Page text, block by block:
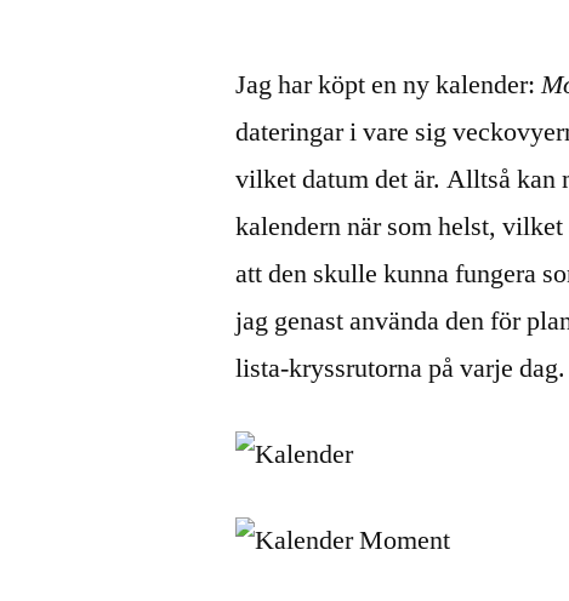
Jag har köpt en ny kalender:
dateringar i vare sig
vilket datum det är. Alltså kan
kalendern när som helst,
att den skulle kunna fungera
jag genast använda den för
lista-kryssrutorna på varje dag.